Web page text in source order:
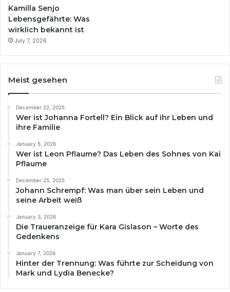
Kamilla Senjo
Lebensgefährte: Was
wirklich bekannt ist
July 7, 2026
Meist gesehen
December 22, 2025
Wer ist Johanna Fortell? Ein Blick auf ihr Leben und
ihre Familie
January 5, 2026
Wer ist Leon Pflaume? Das Leben des Sohnes von Kai
Pflaume
December 25, 2025
Johann Schrempf: Was man über sein Leben und
seine Arbeit weiß
January 3, 2026
Die Traueranzeige für Kara Gislason – Worte des
Gedenkens
January 7, 2026
Hinter der Trennung: Was führte zur Scheidung von
Mark und Lydia Benecke?